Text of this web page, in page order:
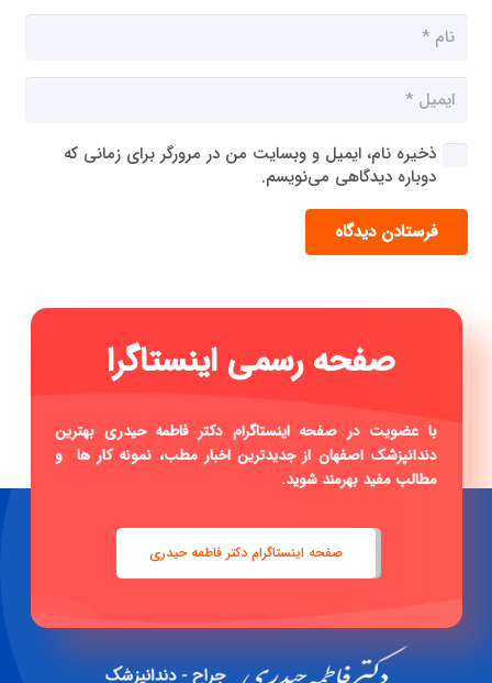
ذخیره نام، ایمیل و وبسایت من در مرورگر برای زمانی که
دوباره دیدگاهی می‌نویسم.
فرستادن دیدگاه
صفحه رسمی اینستاگرام دکتر
فاط
|
دندانپزشک اصفهان از جدیدترین اخبار مطب، نمونه کار ها و
مطالب مفید بهرمند شوید.
صفحه اینستاگرام دکتر فاطمه حیدری